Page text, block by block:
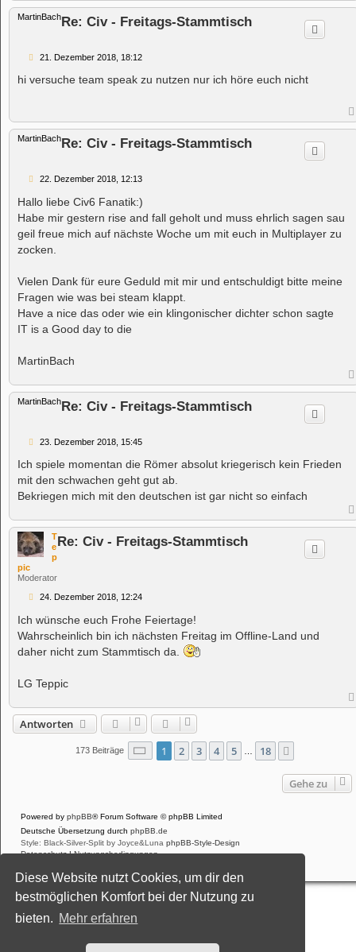
Diese Website nutzt Cookies, um dir den
bestmöglichen Komfort bei der Nutzung zu
bieten. Mehr erfahren
MartinBachRe: Civ - Freitags-Stammtisch
B
i
21. Dezember 2018, 18:12
hi versuche team speak zu nutzen nur ich höre euch nicht
MartinBachRe: Civ - Freitags-Stammtisch
B
i
t
r
a
g
22. Dezember 2018, 12:13
Hallo liebe Civ6 Fanatik:)
Habe mir gestern rise and fall geholt und muss ehrlich sagen sau
geil freue mich auf nächste Woche um mit euch in Multiplayer zu
zocken.
Vielen Dank für eure Geduld mit mir und entschuldigt bitte meine
Fragen wie was bei steam klappt.
Have a nice das oder wie ein klingonischer dichter schon sagte
IT is a Good day to die
MartinBach
MartinBachRe: Civ - Freitags-Stammtisch
B
i
r
a
g
23. Dezember 2018, 15:45
Ich spiele momentan die Römer absolut kriegerisch kein Frieden
mit den schwachen geht gut ab.
Bekriegen mich mit den deutschen ist gar nicht so einfach
T
e
p
pic
Moderator
Re: Civ - Freitags-Stammtisch
B
i
r
g
24. Dezember 2018, 12:24
Ich wünsche euch Frohe Feiertage!
Wahrscheinlich bin ich nächsten Freitag im Offline-Land und
daher nicht zum Stammtisch da.
LG Teppic
Antworten
173 Beiträge Seite 1von 18
1 2 3 4 5 18
Gehe zu
Powered by phpBB® Forum Software © phpBB Limited
Deutsche Übersetzung durch phpBB.de
Style: Black-Silver-Split by Joyce&Luna phpBB-Style-Design
Datenschutz |Nutzungsbedingungen